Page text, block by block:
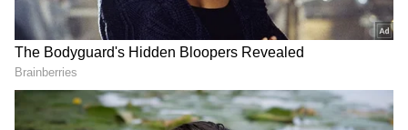
ఈ లంచ్ బాక్స్ ప్రధాన ప్రత్యేకత దాని వేగవంతమైన హీటింగ్
వ్యవస్థ. ఇందులో ఉన్న 360 డిగ్రీల స్టీమ్ హీటింగ్ టెక్నాలజీ
ఆహారాన్ని అన్ని వైపులా సమానంగా వేడి చేస్తుంది.
సాధారణంగా మైక్రోవేవ్‌లలో లేదా ఇతర పరికరాల్లో ఆహారం